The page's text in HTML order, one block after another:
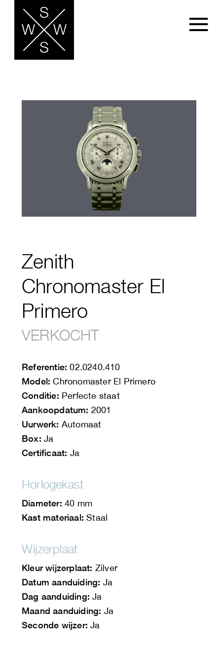
Zenith
Chronomaster El
Primero
VERKOCHT
Referentie: 02.0240.410
Model: Chronomaster El Primero
Conditie: Perfecte staat
Aankoopdatum: 2001
Uurwerk: Automaat
Box: Ja
Certificaat: Ja
Horlogekast
Diameter: 40 mm
Kast materiaal: Staal
Wijzerplaat
Kleur wijzerplaat: Zilver
Datum aanduiding: Ja
Dag aanduiding: Ja
Maand aanduiding: Ja
Seconde wijzer: Ja